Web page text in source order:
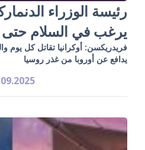
رئيسة الوزراء
يرغب في السلام
فريدريكسن: أوكرانيا تقاتل كل يوم
يدافع عن أوروبا من غذر روسيا